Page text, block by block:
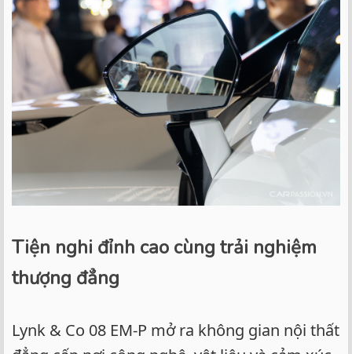
Tiện nghi đỉnh cao cùng trải nghiệm
thượng đẳng
Lynk & Co 08 EM-P mở ra không gian nội thất